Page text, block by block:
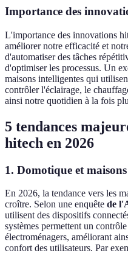
Importance des
L'importance des innovations
améliorer notre efficacité et
d'automatiser des tâches
d'optimiser les processus. Un
maisons intelligentes qui
contrôler l'éclairage, le
ainsi notre quotidien à la fois
5 tendances
hitech en 2026
1. Domotique et
En 2026, la tendance vers les
croître. Selon une enquête de
utilisent des dispositifs
systèmes permettent un
électroménagers, améliorant
confort des utilisateurs. Par